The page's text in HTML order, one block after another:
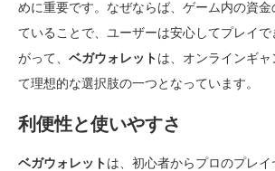
めに重要です。なぜならば、ゲーム内の資
ていることで、ユーザーは安心してプレイ
がって、 ベガウォレット は、オンラインギ
て理想的な選択肢の一つとなっています。
利便性と使いやすさ
ベガウォレット は、初心者からプロのプレ